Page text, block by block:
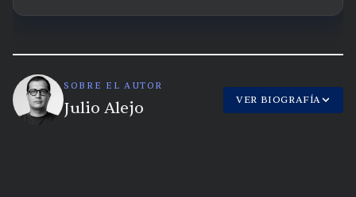
SOBRE EL AUTOR
Julio Alejo VER BIOGRAFÍA